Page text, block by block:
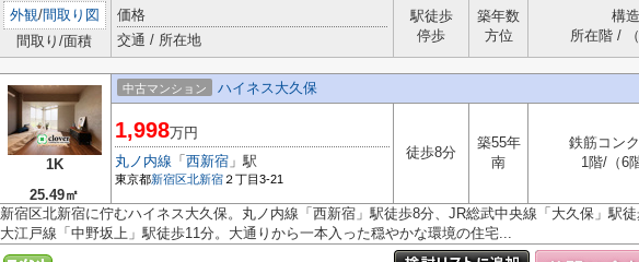
外観/間取り図
間取り/面積
価格
交通 / 所在地
駅徒歩
停歩
築年数
方位
構造
所在階 / （
1K
25.49㎡
中古マンション ハイネス大久保
1,998万円
丸ノ内線 「 西新宿 」駅
東京都新宿区北新宿 ２丁目3-21
徒歩8分
築55年
南
鉄筋コン
1階/（6
新宿区北新宿に佇むハイネス大久保。丸ノ内線「西新宿」駅徒歩8分、JR総武中央線「大久保」駅
大江戸線「中野坂上」駅徒歩11分。大通りから一本入った穏やかな環境の住宅...